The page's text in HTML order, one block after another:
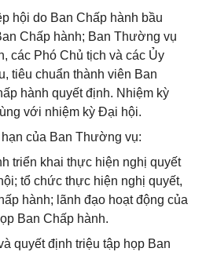
hội do Ban Chấp hành bầu
Chấp hành; Ban Thường vụ
các Phó Chủ tịch và các Ủy
tiêu chuẩn thành viên Ban
hành quyết định. Nhiệm kỳ
với nhiệm kỳ Đại hội.
của Ban Thường vụ:
triển khai thực hiện nghị quyết
tổ chức thực hiện nghị quyết,
hành; lãnh đạo hoạt động của
Ban Chấp hành.
quyết định triệu tập họp Ban